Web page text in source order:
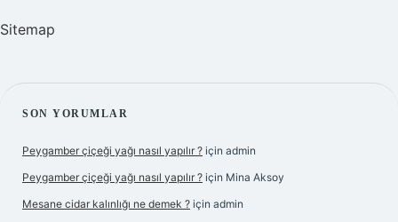
Sitemap
SIDEBAR
SON YORUMLAR
Peygamber çiçeği yağı nasıl yapılır ? için admin
Peygamber çiçeği yağı nasıl yapılır ? için Mina Aksoy
Mesane cidar kalınlığı ne demek ? için admin